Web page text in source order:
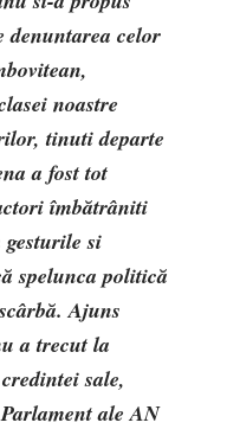
denuntarea celor
noastre
tinuti departe
a fost tot
îmbătrâniti
si
spelunca politică
Ajuns
a trecut la
sale,
ale AN